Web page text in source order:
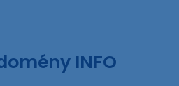
INFO